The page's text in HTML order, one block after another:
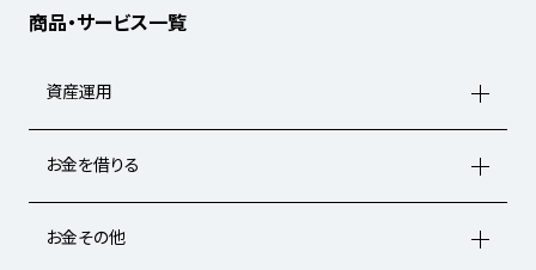
商品・サービス一覧
資産運用
お金を借りる
お金その他